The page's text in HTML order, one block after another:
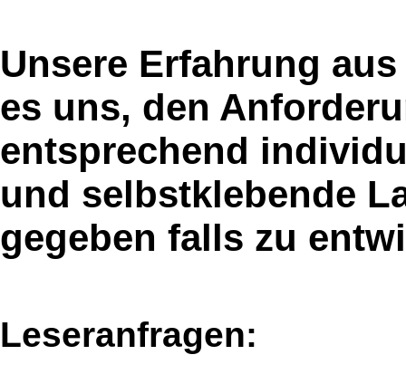
Unsere Erfahrung
es uns, den
entsprechend
und selbstklebende
gegeben falls zu
Leseranfragen: